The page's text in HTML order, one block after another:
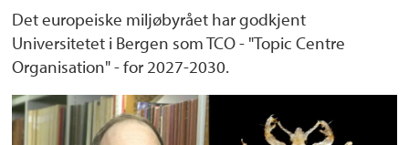
Det europeiske miljøbyrået har godkjent
Universitetet i Bergen som TCO - "Topic Centre
Organisation" - for 2027-2030.